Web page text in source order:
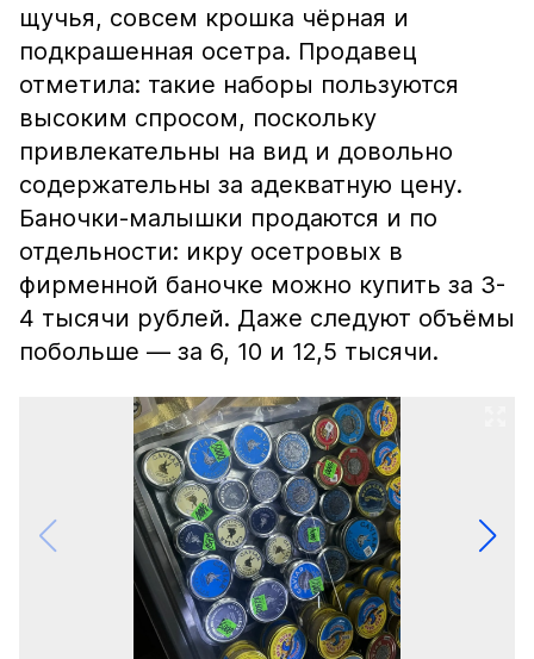
щучья, совсем крошка чёрная и
подкрашенная осетра. Продавец
отметила: такие наборы пользуются
высоким спросом, поскольку
привлекательны на вид и довольно
содержательны за адекватную цену.
Баночки-малышки продаются и по
отдельности: икру осетровых в
фирменной баночке можно купить за 3-
4 тысячи рублей. Даже следуют объёмы
побольше — за 6, 10 и 12,5 тысячи.